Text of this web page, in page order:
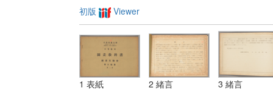
初版 Viewer
1 表紙 2 緒言 3 緒言